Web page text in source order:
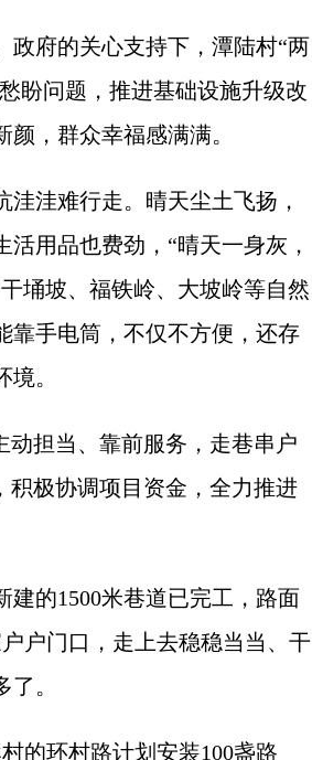
府的关心支持下，潭陆村“两
盼问题，推进基础设施升级改
，群众幸福感满满。
洼难行走。晴天尘土飞扬，
用品也费劲，“晴天一身灰，
埇坡、福铁岭、大坡岭等自然
靠手电筒，不仅不方便，还存
。
担当、靠前服务，走巷串户
积极协调项目资金，全力推进
的1500米巷道已完工，路面
户门口，走上去稳稳当当、干
。
的环村路计划安装100盏路